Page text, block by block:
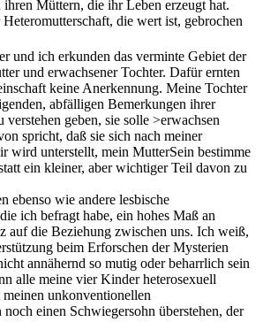
Müttern, die ihr Leben erzeugt hat.
die wert ist, gebrochen
und ich erkunden das verminte Gebiet der
und erwachsener Tochter. Dafür ernten
keine Anerkennung. Meine Tochter
abfälligen Bemerkungen ihrer
geben, sie solle >erwachsen
spricht, daß sie sich nach meiner
wird unterstellt, mein MutterSein bestimme
ein kleiner, aber wichtiger Teil davon zu
ebenso wie andere lesbische
ich befragt habe, ein hohes Maß an
auf die Beziehung zwischen uns. Ich weiß,
beim Erforschen der Mysterien
annähernd so mutig oder beharrlich sein
alle meine vier Kinder heterosexuell
unkonventionellen
noch einen Schwiegersohn überstehen, der